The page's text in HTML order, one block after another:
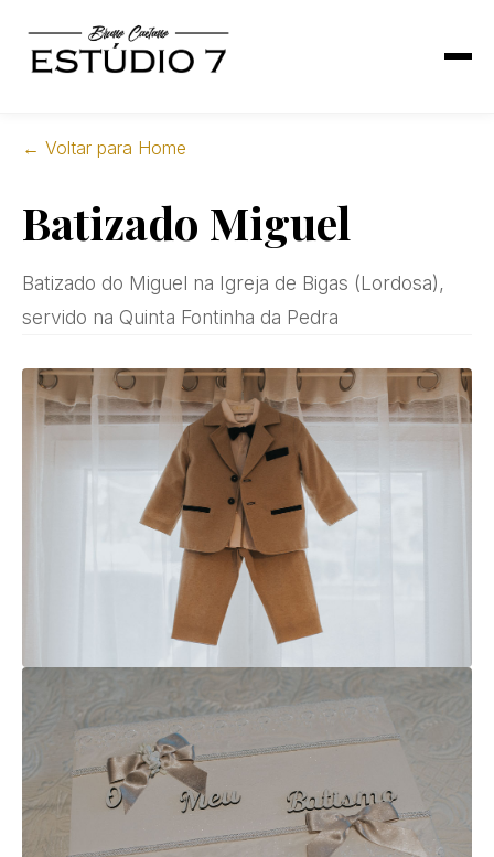
← Voltar para Home
Batizado Miguel
Batizado do Miguel na Igreja de Bigas (Lordosa),
servido na Quinta Fontinha da Pedra